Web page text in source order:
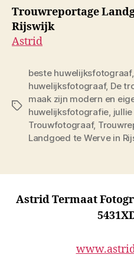
Trouwreportage
Rijswijk
Astrid
Tags
beste huwelijksfotograaf,
huwelijksfotograaf, De
maak zijn modern en
huwelijksfotografie,
Trouwfotograaf,
Landgoed te Werve in
Astrid Termaat